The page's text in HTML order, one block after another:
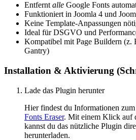
Entfernt alle Google Fonts
Funktioniert in Joomla 4 und
Keine Template-Anpassungen
Ideal für DSGVO und
Kompatibel mit Page Buildern (z.
Gantry)
Installation & Aktivierung
Lade das Plugin herunter
Hier findest du Informationen
Fonts Eraser. Mit einem Klick auf
kannst du das nützliche Plugin
herunterladen.